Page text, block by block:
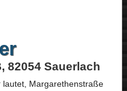
82054 Sauerlach
lautet, Margarethenstraße